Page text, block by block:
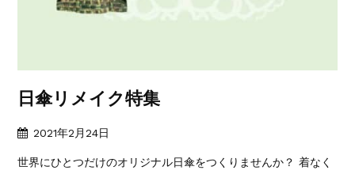
日傘リメイク特集
2021年2月24日
世界にひとつだけのオリジナル日傘をつくりませんか？ 着なく